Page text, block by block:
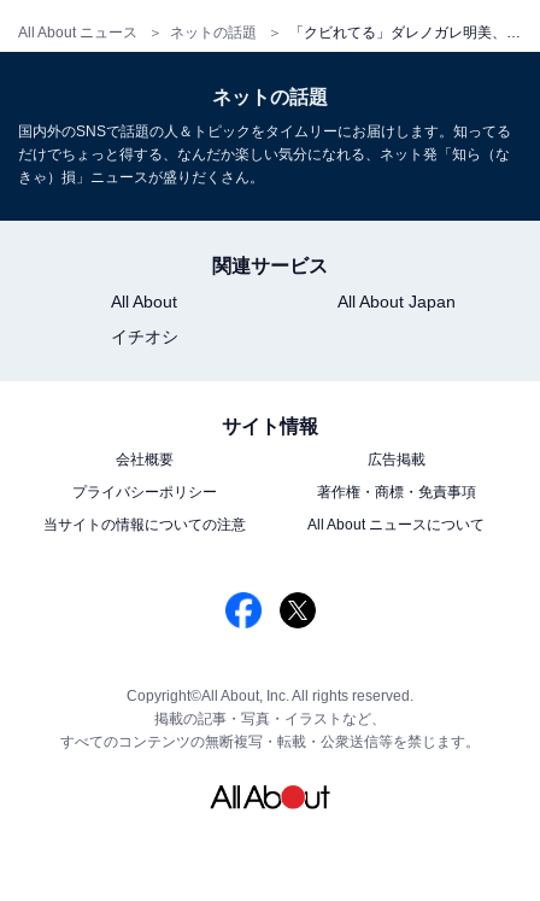
All About ニュース ネットの話題
ネットの話題
国内外のSNSで話題の人＆トピックをタイムリーにお届けします。知ってる
だけでちょっと得する、なんだか楽しい気分になれる、ネット発「知ら（な
きゃ）損」ニュースが盛りだくさん。
関連サービス
All About
All About Japan
イチオシ
サイト情報
会社概要
広告掲載
プライバシーポリシー
著作権・商標・免責事項
当サイトの情報についての注意
All About ニュースについて
Copyright©All About, Inc. All rights reserved.
掲載の記事・写真・イラストなど、
すべてのコンテンツの無断複写・転載・公衆送信等を禁じます。